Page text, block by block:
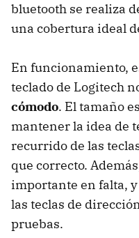
bluetooth se realiza
una cobertura ideal
En funcionamiento,
teclado de Logitech
cómodo. El tamaño
mantener la idea de
recurrido de las
que correcto.
importante en falta,
las teclas de
pruebas.